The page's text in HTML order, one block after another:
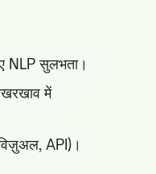
NLP सुलभता।
में
API)।